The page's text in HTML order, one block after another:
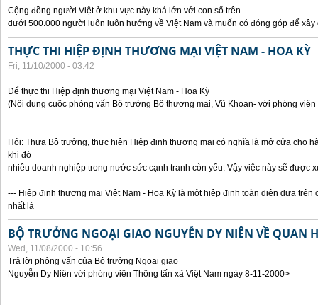
Cộng đồng người Việt ở khu vực này khá lớn với con số trên
dưới 500.000 người luôn luôn hướng về Việt Nam và muốn có đóng góp để
THỰC THI HIỆP ĐỊNH THƯƠNG MẠI VIỆT NAM - HOA KỲ
Fri, 11/10/2000 - 03:42
Để thực thi Hiệp định thương mại Việt Nam - Hoa Kỳ
(Nội dung cuộc phỏng vấn Bộ trưởng Bộ thương mại, Vũ Khoan- với phóng
Hỏi: Thưa Bộ trưởng, thực hiện Hiệp định thương mại có nghĩa là mở cửa cho
khi đó
nhiều doanh nghiệp trong nước sức cạnh tranh còn yếu. Vậy việc này sẽ được
--- Hiệp định thương mại Việt Nam - Hoa Kỳ là một hiệp định toàn diện dựa trên
nhất là
BỘ TRƯỞNG NGOẠI GIAO NGUYỄN DY NIÊN VỀ QUAN
Wed, 11/08/2000 - 10:56
Trả lời phỏng vấn của Bộ trưởng Ngoại giao
Nguyễn Dy Niên với phóng viên Thông tấn xã Việt Nam ngày 8-11-2000>